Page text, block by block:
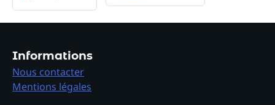
Informations
Nous contacter
Mentions légales